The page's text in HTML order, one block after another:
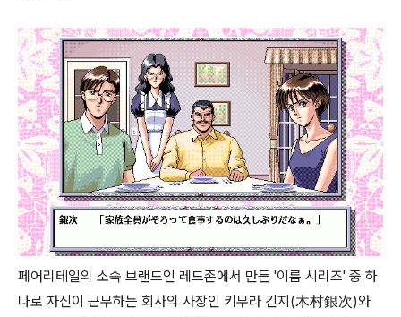
페어리테일의 소속 브랜드인 레드존에서 만든 '이름 시리즈' 중 하
나로 자신이 근무하는 회사의 사장인 키무라 긴지(木村銀次)와